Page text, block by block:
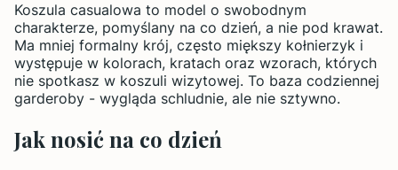
Koszula casualowa to model o swobodnym
charakterze, pomyślany na co dzień, a nie pod krawat.
Ma mniej formalny krój, często miększy kołnierzyk i
występuje w kolorach, kratach oraz wzorach, których
nie spotkasz w koszuli wizytowej. To baza codziennej
garderoby - wygląda schludnie, ale nie sztywno.
Jak nosić na co dzień